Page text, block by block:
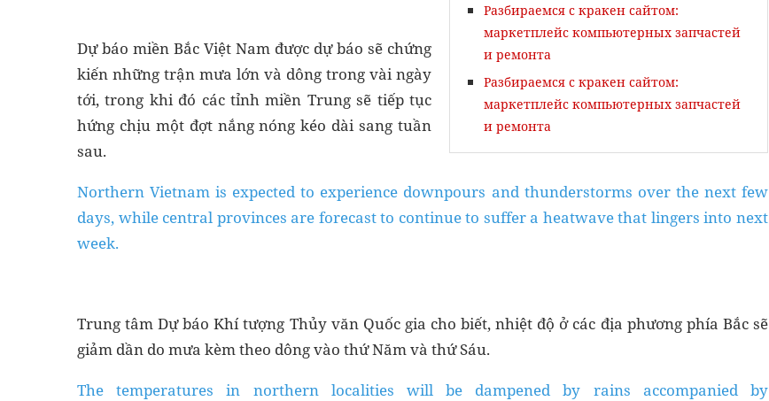
Разбираемся с кракен сайтом:
маркетплейс компьютерных запчастей
и ремонта
Разбираемся с кракен сайтом:
маркетплейс компьютерных запчастей
и ремонта
Dự báo miền Bắc Việt Nam được dự báo sẽ chứng
kiến những trận mưa lớn và dông trong vài ngày
tới, trong khi đó các tỉnh miền Trung sẽ tiếp tục
hứng chịu một đợt nắng nóng kéo dài sang tuần
sau.
Northern Vietnam is expected to experience downpours and thunderstorms over the next few
days, while central provinces are forecast to continue to suffer a heatwave that lingers into next
week.
Trung tâm Dự báo Khí tượng Thủy văn Quốc gia cho biết, nhiệt độ ở các địa phương phía Bắc sẽ
giảm dần do mưa kèm theo dông vào thứ Năm và thứ Sáu.
The temperatures in northern localities will be dampened by rains accompanied by